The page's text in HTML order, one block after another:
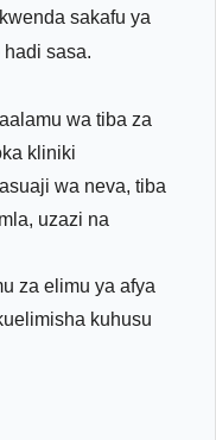
sakafu ya
sasa.
wa tiba za
kliniki
wa neva, tiba
uzazi na
za elimu ya afya
kuhusu